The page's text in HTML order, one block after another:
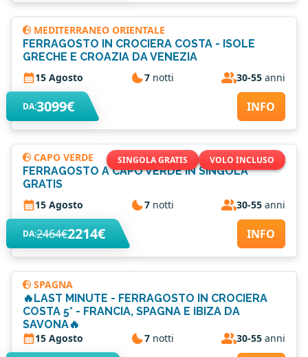
MEDITERRANEO ORIENTALE
FERRAGOSTO IN CROCIERA COSTA - ISOLE
GRECHE E CROAZIA DA VENEZIA
15 Agosto
7 notti 30-55 anni
DA:3099€ INFO
SINGOLA GRATIS VOLO INCLUSO
CAPO VERDE
FERRAGOSTO A CAPO VERDE IN SINGOLA
GRATIS
15 Agosto
7 notti 30-55 anni
DA:2464€2214€ INFO
SPAGNA
🔥LAST MINUTE - FERRAGOSTO IN CROCIERA
COSTA 5* - FRANCIA, SPAGNA E IBIZA DA
SAVONA🔥
15 Agosto
7 notti 30-55 anni